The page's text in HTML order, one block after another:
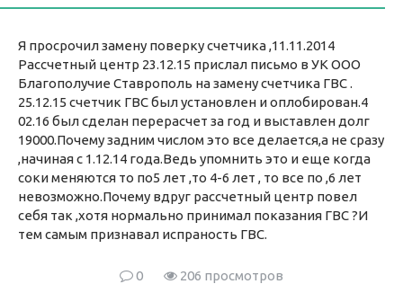
Я просрочил замену поверку счетчика ,11.11.2014
Рассчетный центр 23.12.15 прислал письмо в УК ООО
Благополучие Ставрополь на замену счетчика ГВС .
25.12.15 счетчик ГВС был установлен и оплобирован.4
02.16 был сделан перерасчет за год и выставлен долг
19000.Почему задним числом это все делается,а не сразу
,начиная с 1.12.14 года.Ведь упомнить это и еще когда
соки меняются то по5 лет ,то 4-6 лет , то все по ,6 лет
невозможно.Почему вдруг рассчетный центр повел
себя так ,хотя нормально принимал показания ГВС ?И
тем самым признавал испраность ГВС.
0 206 просмотров